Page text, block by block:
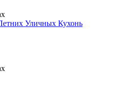
Уличных Кухонь